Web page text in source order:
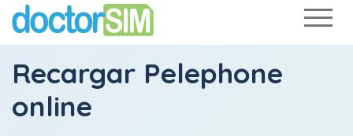
Recargar Pelephone
online